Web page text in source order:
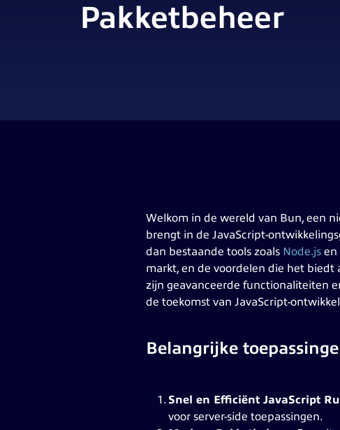
Pakketbeheer
Welkom in de wereld van Bun, een
brengt in de JavaScript-
dan bestaande tools zoals Node.js en
markt, en de voordelen die het biedt
zijn geavanceerde functionaliteiten
de toekomst van JavaScript-
Belangrijke
Snel en Efficiënt JavaScript
voor server-side toepassingen.